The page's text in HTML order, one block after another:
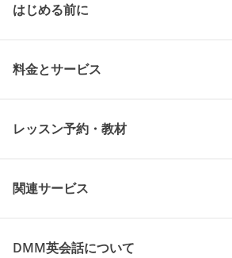
はじめる前に
料金とサービス
レッスン予約・教材
関連サービス
DMM英会話について